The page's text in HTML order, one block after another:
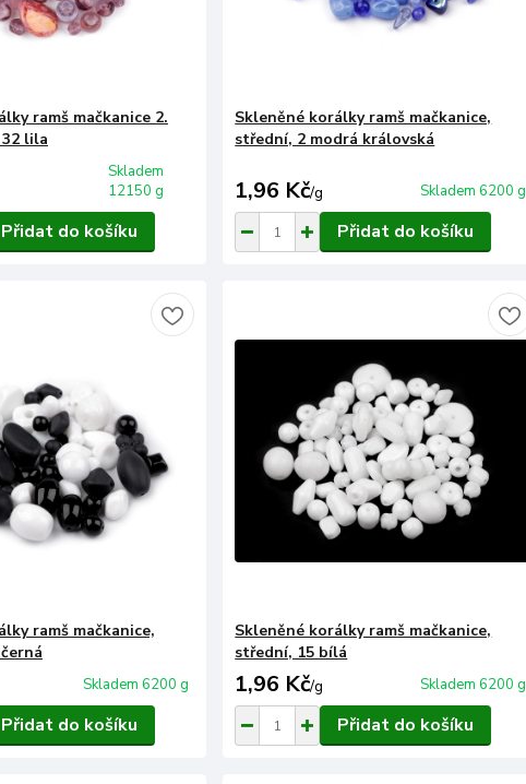
ramš mačkanice 2.
lila
Skladem
12150 g
Přidat do košíku
Skleněné korálky ramš mačkanice,
střední, 2 modrá královská
1,96 Kč/g Skladem 6200 g
Přidat do košíku
ramš mačkanice,
Skladem 6200 g
Přidat do košíku
Skleněné korálky ramš mačkanice,
střední, 15 bílá
1,96 Kč/g Skladem 6200 g
Přidat do košíku